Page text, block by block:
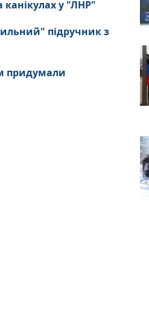
у "ЛНР"
підручник з
придумали